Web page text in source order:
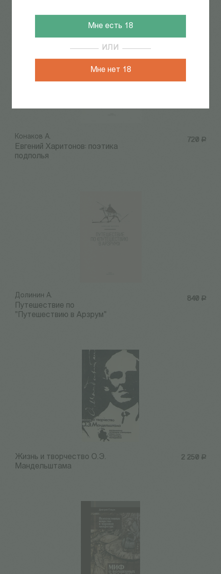
Мне есть 18
ИЛИ
Мне нет 18
720 Р
Конаков А.
Евгений Харитонов: поэтика
подполья
840 Р
Долинин А.
Путешествие по
"Путешествию в Арзрум"
2 250 Р
Жизнь и творчество О.Э.
Мандельштама